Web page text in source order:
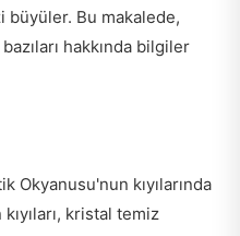
Bu makalede,
hakkında bilgiler
Okyanusu'nun kıyılarında
kristal temiz